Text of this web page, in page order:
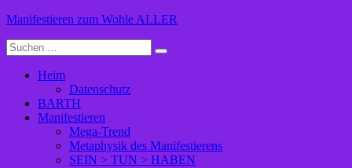
Zum
springen
Manifestieren zum Wohle ALLER
Suche
nach:
Heim
Datenschutz
BARTH
Manifestieren
Mega-Trend
Metaphysik des Manifestierens
SEIN > TUN > HABEN